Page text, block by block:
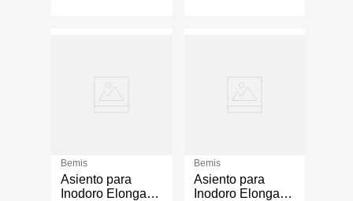
Bemis
Asiento para
Inodoro Elongado
Bemis
Asiento para
Inodoro Elongado